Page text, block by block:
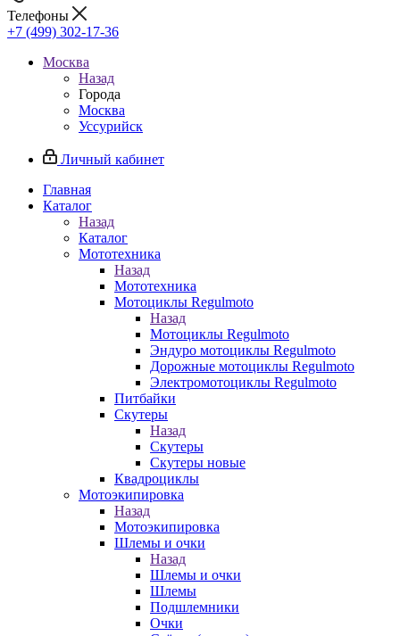
Телефоны
+7 (499) 302-17-36
Москва
Назад
Города
Москва
Уссурийск
Личный кабинет
Главная
Каталог
Назад
Каталог
Мототехника
Назад
Мототехника
Мотоциклы Regulmoto
Назад
Мотоциклы Regulmoto
Эндуро мотоциклы Regulmoto
Дорожные мотоциклы Regulmoto
Электромотоциклы Regulmoto
Питбайки
Скутеры
Назад
Скутеры
Скутеры новые
Квадроциклы
Мотоэкипировка
Назад
Мотоэкипировка
Шлемы и очки
Назад
Шлемы и очки
Шлемы
Подшлемники
Очки